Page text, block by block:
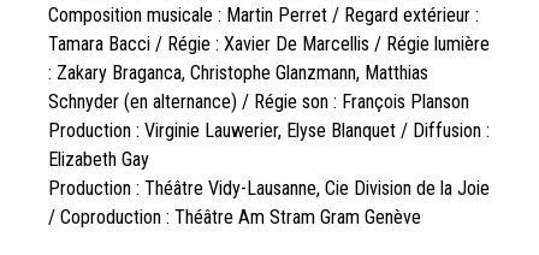
Composition musicale : Martin Perret / Regard extérieur :
Tamara Bacci / Régie : Xavier De Marcellis / Régie lumière
: Zakary Braganca, Christophe Glanzmann, Matthias
Schnyder (en alternance) / Régie son : François Planson
Production : Virginie Lauwerier, Elyse Blanquet / Diffusion :
Elizabeth Gay
Production : Théâtre Vidy-Lausanne, Cie Division de la Joie
/ Coproduction : Théâtre Am Stram Gram Genève